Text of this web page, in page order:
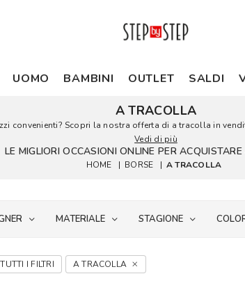
UOMO BAMBINI OUTLET SALDI
A TRACOLLA
convenienti? Scopri la nostra offerta di a tracolla in
Vedi di più
LE MIGLIORI OCCASIONI ONLINE PER
HOME | BORSE | A TRACOLLA
MATERIALE STAGIONE
I FILTRI A TRACOLLA